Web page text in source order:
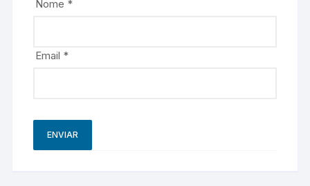
Nome *
Email *